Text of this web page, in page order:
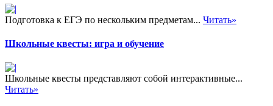
Подготовка к ЕГЭ по нескольким предметам... Читать»
Школьные квесты: игра и обучение
Школьные квесты представляют собой интерактивные...
Читать»